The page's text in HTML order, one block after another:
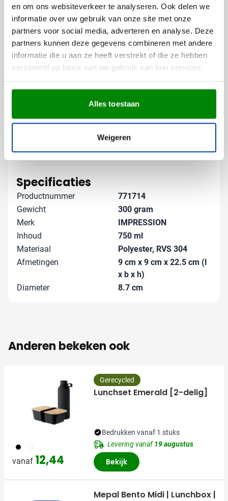
en om ons websiteverkeer te analyseren. Ook delen we
informatie over uw gebruik van onze site met onze
partners voor social media, adverteren en analyse. Deze
partners kunnen deze gegevens combineren met andere
informatie die u aan ze heeft verstrekt of die ze hebben
verzameld op basis van uw gebruik van hun services.
Alles toestaan
Weigeren
Door jouw logo of boodschap op deze stijlvolle
cocktailset te laten bedrukken, creëer je een blijvende
herinnering bij je relaties. Elke keer dat zij een drankje
mixen, komt jouw merk positief onder de aandacht.
Gratis digitaal voorbeeld van je
Benieuwd hoe jouw logo eruitziet op deze RVS
cocktailset? Vraag een gratis digitaal voorbeeld aan
en zie direct het resultaat. Zo weet je precies wat je
ons op voor de mogelijkheden - we denken graag met
je mee over hoe jouw bedrukte cocktailset optimaal tot
Lees meer
Specificaties
Productnummer
771714
Gewicht
300 gram
Merk
IMPRESSION
Inhoud
750 ml
Materiaal
Polyester, RVS 304
Afmetingen
9 cm x 9 cm x 22.5 cm (l
x b x h)
Diameter
8.7 cm
Anderen bekeken ook
001 002
vanaf 12,44
Gerecycled
Lunchset Emerald [2-delig]
Bedrukken vanaf 1 stuks
Levering vanaf19 augustus
Bekijk
Mepal Bento Midi | Lunchbox |